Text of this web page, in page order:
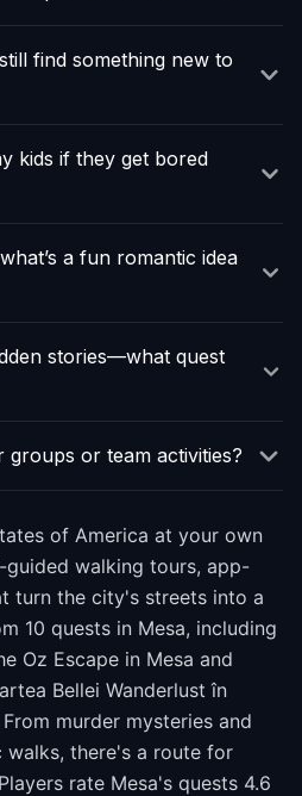
find something new to
kids if they get bored
a fun romantic idea
stories—what quest
groups or team activities?
of America at your own
walking tours, app-
turn the city's streets into a
10 quests in Mesa, including
Oz Escape in Mesa and
Bellei Wanderlust în
murder mysteries and
there's a route for
rate Mesa's quests 4.6